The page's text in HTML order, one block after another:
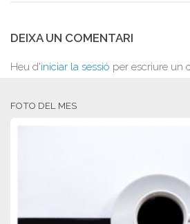
DEIXA UN COMENTARI
Heu d'iniciar la sessió per escriure un
FOTO DEL MES